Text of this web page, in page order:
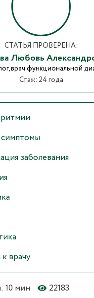
10 мин
22183
СТАТЬЯ ПРОВЕРЕНА:
Любовь
врач функциональной
Стаж: 24 года
заболевания
к врачу